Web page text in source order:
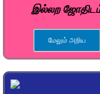
இல்லற
மேலும் அறிய